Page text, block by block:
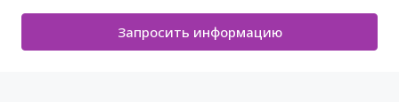
Запросить информацию